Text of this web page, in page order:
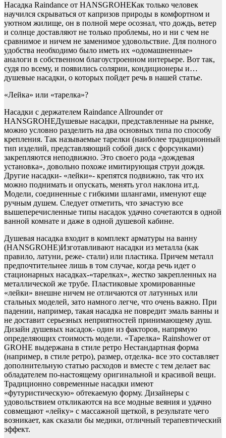
Насадка Raindance от HANSGROHEКак только человек
научился скрываться от капризов природы в комфортном и
уютном жилище, он в полной мере осознал, что дождь, ветер
и солнце доставляют не только проблемы, но и ни с чем не
сравнимое и ничем не заменимое удовольствие. Для полного
удобства необходимо было иметь их «одомашненные»
аналоги в собственном благоустроенном интерьере. Вот так,
судя по всему, и появились солярии, кондиционеры и…
душевые насадки, о которых пойдет речь в нашей статье.
«Лейка» или «тарелка»?
Насадки с держателем Raindance Allrounder от
HANSGROHEДушевые насадки, представленные на рынке,
можно условно разделить на два основных типа по способу
крепления. Так называемые тарелки (наиболее традиционный
тип изделий, представляющий собой диск с форсунками)
закрепляются неподвижно. Это своего рода «дождевая
установка», довольно похоже имитирующая струи дождя.
Другие насадки- «лейки»- крепятся подвижно, так что их
можно поднимать и опускать, менять угол наклона ит.д.
Модели, соединенные с гибкими шлангами, именуют еще
ручным душем. Следует отметить, что зачастую все
вышеперечисленные типы насадок удачно сочетаются в одной
ванной комнате и даже в одной душевой кабине.
Душевая насадка входит в комплект арматуры на ванну
(HANSGROHE)Изготавливают насадки из металла (как
правило, латуни, реже- стали) или пластика. Причем металл
предпочтительнее лишь в том случае, когда речь идет о
стационарных насадках-«тарелках», жестко закрепленных на
металлической же трубе. Пластиковые хромированные
«лейки» внешне ничем не отличаются от латунных или
стальных моделей, зато намного легче, что очень важно. При
падении, например, такая насадка не повредит эмаль ванны и
не доставит серьезных неприятностей принимающему душ.
Дизайн душевых насадок- один из факторов, напрямую
определяющих стоимость модели. «Тарелка» Rаinshower от
GROHE выдержана в стиле ретро Нестандартная форма
(например, в стиле ретро), размер, отделка- все это составляет
дополнительную статью расходов и вместе с тем делает вас
обладателем по-настоящему оригинальной и красивой вещи.
Традиционно современные насадки имеют
«футуристическую» обтекаемую форму. Дизайнеры с
удовольствием откликаются на все модные веяния и удачно
совмещают «лейку» с массажной щеткой, в результате чего
возникает, как сказали бы медики, отличный терапевтический
эффект.